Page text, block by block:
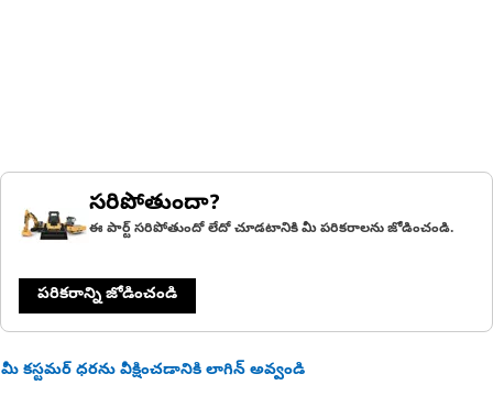
సరిపోతుందా?
ఈ పార్ట్ సరిపోతుందో లేదో చూడటానికి మీ పరికరాలను జోడించండి.
పరికరాన్ని జోడించండి
మీ కస్టమర్ ధరను వీక్షించడానికి లాగిన్ అవ్వండి